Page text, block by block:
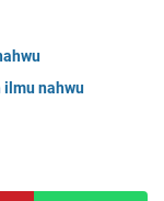
ilmu nahwu